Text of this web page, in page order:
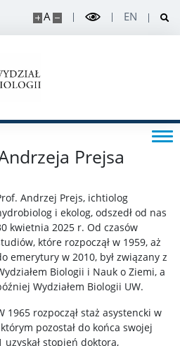
A EN
Prejsa
Andrzej Prejs, ichtiolog
i ekolog, odszedł od nas
kwietnia 2025 r. Od czasów
które rozpoczął w 1959, aż
emerytury w 2010, był związany z
Biologii i Nauk o Ziemi, a
Wydziałem Biologii UW.
1965 rozpoczął staż asystencki w
pozostał do końca swojej
uzyskał stopień doktora,